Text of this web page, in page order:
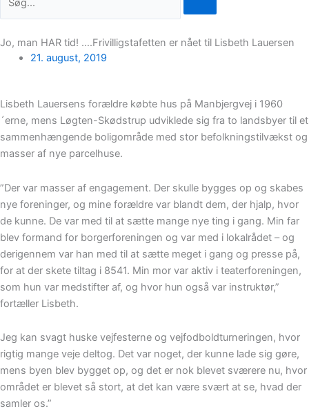
Jo, man HAR tid! ….Frivilligstafetten er nået til Lisbeth Lauersen
21. august, 2019
Lisbeth Lauersens forældre købte hus på Manbjergvej i 1960
´erne, mens Løgten-Skødstrup udviklede sig fra to landsbyer til et
sammenhængende boligområde med stor befolkningstilvækst og
masser af nye parcelhuse.
”Der var masser af engagement. Der skulle bygges op og skabes
nye foreninger, og mine forældre var blandt dem, der hjalp, hvor
de kunne. De var med til at sætte mange nye ting i gang. Min far
blev formand for borgerforeningen og var med i lokalrådet – og
derigennem var han med til at sætte meget i gang og presse på,
for at der skete tiltag i 8541. Min mor var aktiv i teaterforeningen,
som hun var medstifter af, og hvor hun også var instruktør,”
fortæller Lisbeth.
Jeg kan svagt huske vejfesterne og vejfodboldturneringen, hvor
rigtig mange veje deltog. Det var noget, der kunne lade sig gøre,
mens byen blev bygget op, og det er nok blevet sværere nu, hvor
området er blevet så stort, at det kan være svært at se, hvad der
samler os.”